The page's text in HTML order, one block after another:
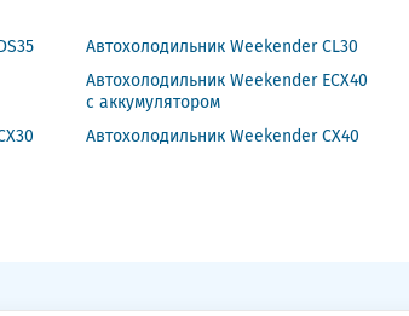
Автохолодильник Weekender CL30
Автохолодильник Weekender ECX40
с аккумулятором
Автохолодильник Weekender CX40